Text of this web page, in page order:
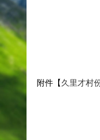
附件【 久里才村